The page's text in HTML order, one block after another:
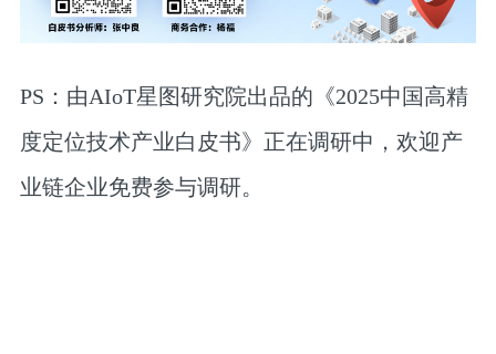
PS：由AIoT星图研究院出品的《2025中国高精
度定位技术产业白皮书》正在调研中， 欢迎产
业链企业免费参与调研。